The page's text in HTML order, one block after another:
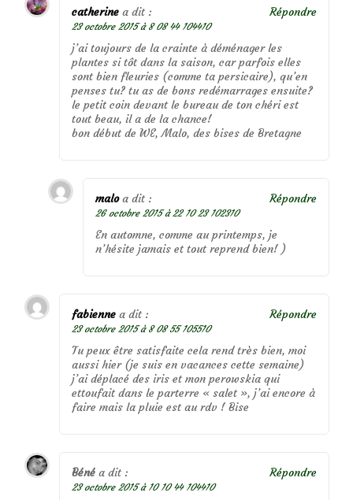
catherine a dit :
23 octobre 2015 à 8 08 44 104410
j’ai toujours de la crainte à déménager les
plantes si tôt dans la saison, car parfois elles
sont bien fleuries (comme ta persicaire), qu’en
penses tu? tu as de bons redémarrages ensuite?
le petit coin devant le bureau de ton chéri est
tout beau, il a de la chance!
bon début de WE, Malo, des bises de Bretagne
Répondre
malo a dit :
26 octobre 2015 à 22 10 23 102310
En automne, comme au printemps, je
n’hésite jamais et tout reprend bien! )
Répondre
fabienne a dit :
23 octobre 2015 à 8 08 55 105510
Tu peux être satisfaite cela rend très bien, moi
aussi hier (je suis en vacances cette semaine)
j’ai déplacé des iris et mon perowskia qui
ettoufait dans le parterre « salet », j’ai encore à
faire mais la pluie est au rdv ! Bise
Répondre
Béné a dit :
23 octobre 2015 à 10 10 44 104410
Répondre